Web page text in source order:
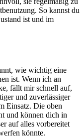
So kannst du
ist und im
wie wichtig eine
ist. Wenn ich an
fällt mir schnell auf,
und zuverlässiger
Einsatz. Die oben
und können dich in
auf alles vorbereitet
könnte.